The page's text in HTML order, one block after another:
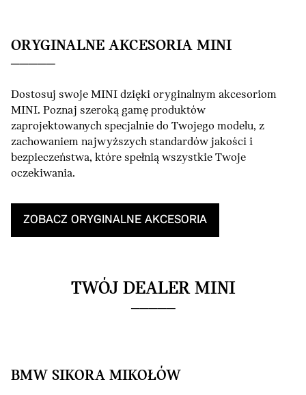
ORYGINALNE AKCESORIA MINI
Dostosuj swoje MINI dzięki oryginalnym akcesoriom
MINI. Poznaj szeroką gamę produktów
zaprojektowanych specjalnie do Twojego modelu, z
zachowaniem najwyższych standardów jakości i
bezpieczeństwa, które spełnią wszystkie Twoje
oczekiwania.
ZOBACZ ORYGINALNE AKCESORIA
TWÓJ DEALER MINI
BMW SIKORA MIKOŁÓW